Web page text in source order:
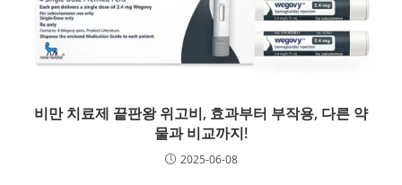
비만 치료제 끝판왕 위고비, 효과부터 부작용, 다른 약
물과 비교까지!
2025-06-08